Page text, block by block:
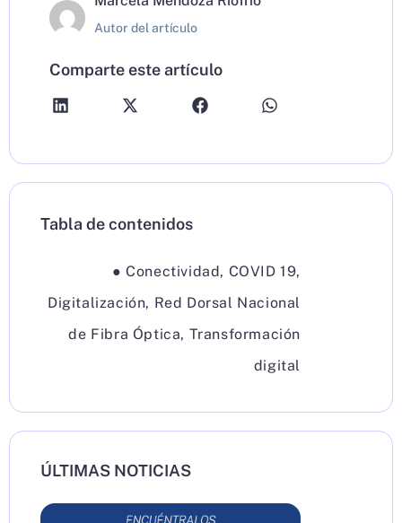
Autor del artículo
Comparte este artículo
Tabla de contenidos
● Conectividad, COVID 19,
Digitalización, Red Dorsal Nacional
de Fibra Óptica, Transformación
digital
ÚLTIMAS NOTICIAS